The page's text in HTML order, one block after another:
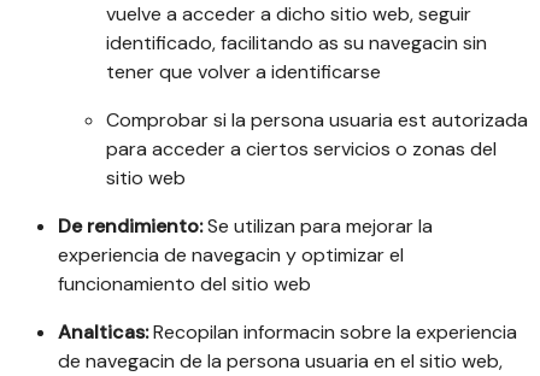
vuelve a acceder a dicho sitio web, seguir
identificado, facilitando as su navegacin sin
tener que volver a identificarse
Comprobar si la persona usuaria est autorizada
para acceder a ciertos servicios o zonas del
sitio web
De rendimiento:Se utilizan para mejorar la
experiencia de navegacin y optimizar el
funcionamiento del sitio web
Analticas:Recopilan informacin sobre la experiencia
de navegacin de la persona usuaria en el sitio web,